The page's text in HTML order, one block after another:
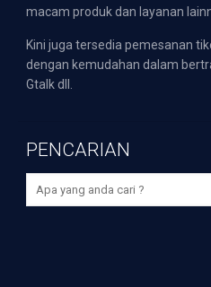
macam produk dan layanan
Kini juga tersedia pemesanan
dengan kemudahan dalam
Gtalk dll.
PENCARIAN